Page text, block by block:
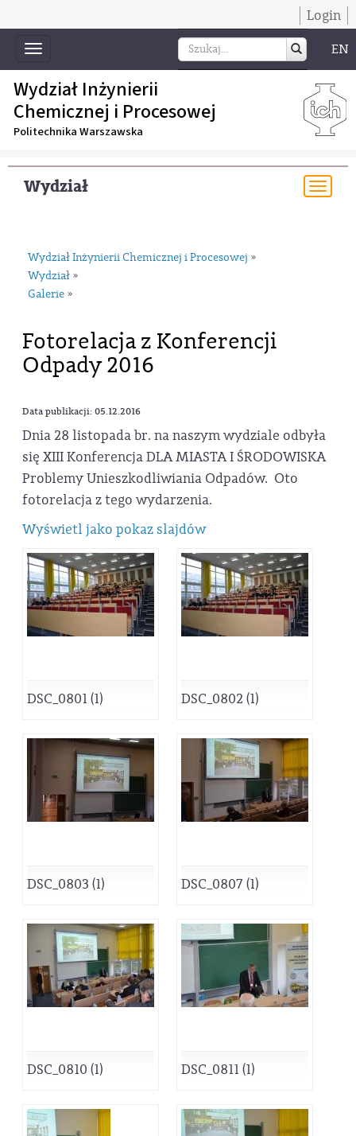
Login
Toggle
navigation
EN
Wydział Inżynierii
Chemicznej i Procesowej
Politechnika Warszawska
Wydział
Wydział Inżynierii Chemicznej i Procesowej »
Wydział »
Galerie »
Fotorelacja z Konferencji
Odpady 2016
Data publikacji: 05.12.2016
Dnia 28 listopada br. na naszym wydziale odbyła
się XIII Konferencja DLA MIASTA I ŚRODOWISKA
Problemy Unieszkodliwiania Odpadów. Oto
fotorelacja z tego wydarzenia.
Wyświetl jako pokaz slajdów
DSC_0801 (1) DSC_0802 (1)
DSC_0803 (1) DSC_0807 (1)
DSC_0810 (1) DSC_0811 (1)